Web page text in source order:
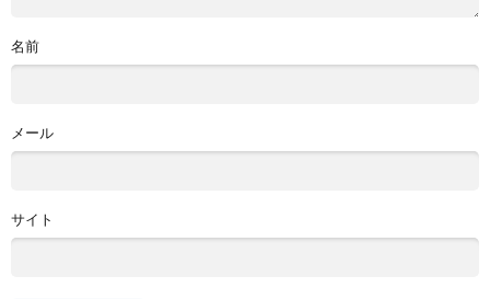
名前
メール
サイト